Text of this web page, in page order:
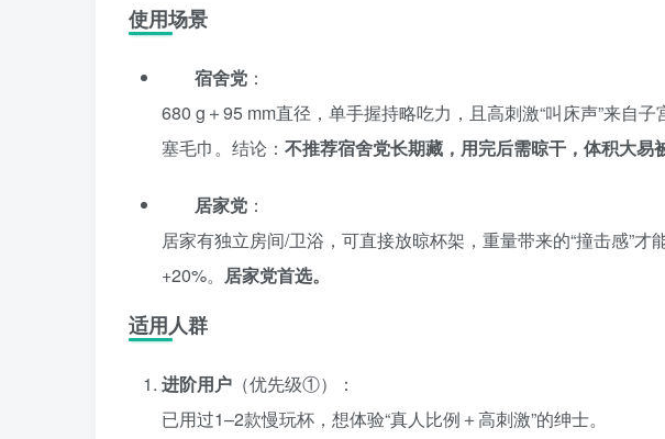
使用场景
宿舍党 ：
680 g＋95 mm直径，单手握持略吃力，且高刺激“叫床声”来自
塞毛巾。结论： 不推荐宿舍党长期藏，用完后需晾干，体积大易
居家党 ：
居家有独立房间/卫浴，可直接放晾杯架，重量带来的“撞击感”
+20%。 居家党首选。
适用人群
进阶用户 （优先级①）：
已用过1–2款慢玩杯，想体验“真人比例＋高刺激”的绅士。